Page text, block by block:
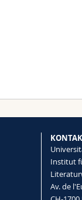
Institut
Av. de